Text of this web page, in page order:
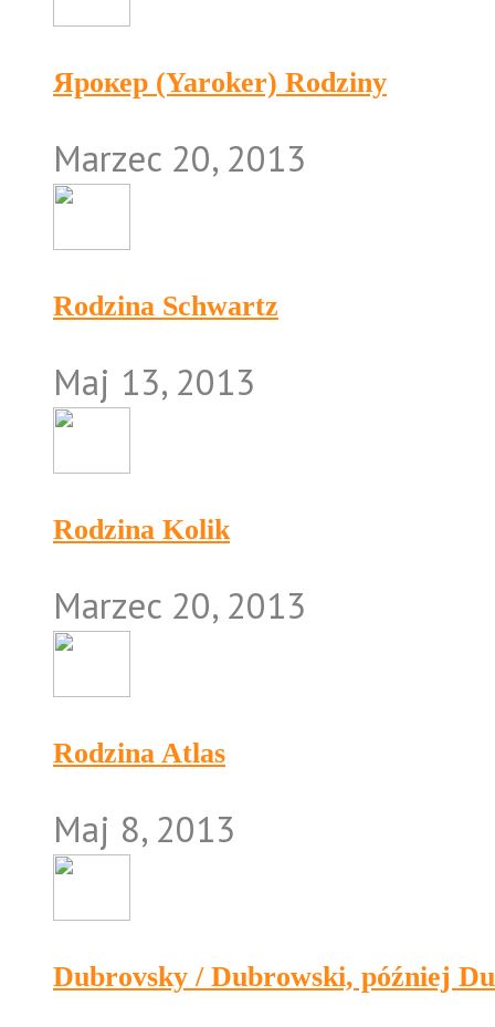
Ярокер (Yaroker) Rodziny
Marzec 20, 2013
Rodzina Schwartz
Maj 13, 2013
Rodzina Kolik
Marzec 20, 2013
Rodzina Atlas
Maj 8, 2013
Dubrovsky / Dubrowski, później